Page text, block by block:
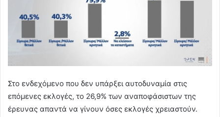
Στο ενδεχόμενο που δεν υπάρξει αυτοδυναμία στις
επόμενες εκλογές, το 26,9% των αναποφάσιστων της
έρευνας απαντά να γίνουν όσες εκλογές χρειαστούν.